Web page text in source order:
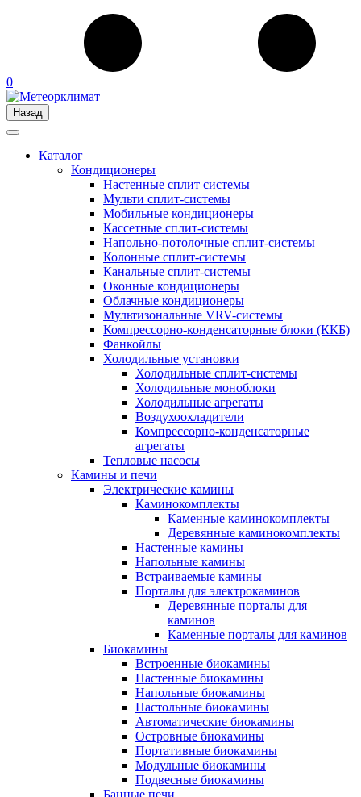
0
Назад
Каталог
Кондиционеры
Настенные сплит системы
Мульти сплит-системы
Мобильные кондиционеры
Кассетные сплит-системы
Напольно-потолочные сплит-системы
Колонные сплит-системы
Канальные сплит-системы
Оконные кондиционеры
Облачные кондиционеры
Мультизональные VRV-системы
Компрессорно-конденсаторные блоки (ККБ)
Фанкойлы
Холодильные установки
Холодильные сплит-системы
Холодильные моноблоки
Холодильные агрегаты
Воздухоохладители
Компрессорно-конденсаторные
агрегаты
Тепловые насосы
Камины и печи
Электрические камины
Каминокомплекты
Каменные каминокомплекты
Деревянные каминокомплекты
Настенные камины
Напольные камины
Встраиваемые камины
Порталы для электрокаминов
Деревянные порталы для
каминов
Каменные порталы для каминов
Биокамины
Встроенные биокамины
Настенные биокамины
Напольные биокамины
Настольные биокамины
Автоматические биокамины
Островные биокамины
Портативные биокамины
Модульные биокамины
Подвесные биокамины
Банные печи